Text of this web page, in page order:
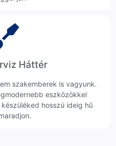
Háttér
szakemberek is vagyunk.
eszközökkel
hosszú ideig hű